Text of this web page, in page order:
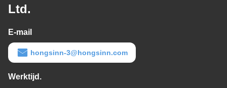
Ltd.
E-mail
hongsinn-3@hongsinn.com
Werktijd.